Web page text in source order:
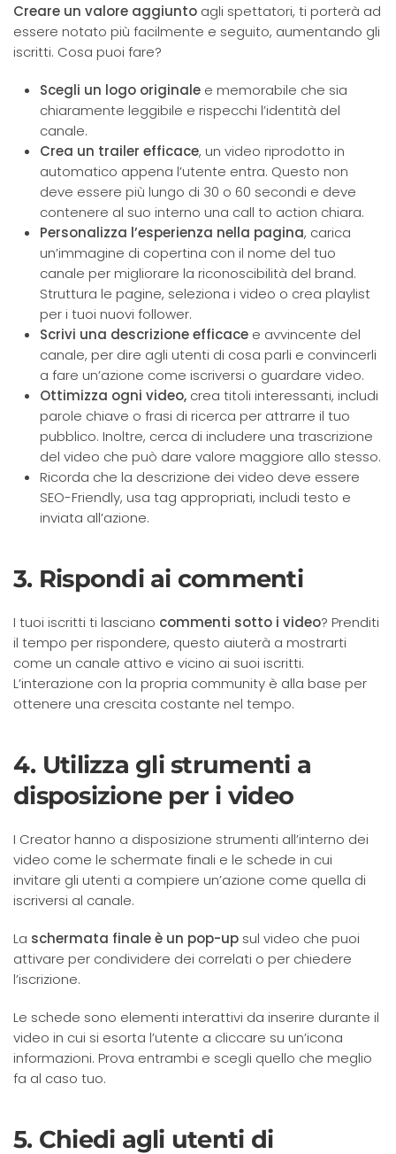
Creare un valore aggiunto agli spettatori, ti porterà ad
essere notato più facilmente e seguito, aumentando gli
iscritti. Cosa puoi fare?
Scegli un logo originale e memorabile che sia
chiaramente leggibile e rispecchi l’identità del
canale.
Crea un trailer efficace, un video riprodotto in
automatico appena l’utente entra. Questo non
deve essere più lungo di 30 o 60 secondi e deve
contenere al suo interno una call to action chiara.
Personalizza l’esperienza nella pagina, carica
un’immagine di copertina con il nome del tuo
canale per migliorare la riconoscibilità del brand.
Struttura le pagine, seleziona i video o crea playlist
per i tuoi nuovi follower.
Scrivi una descrizione efficace e avvincente del
canale, per dire agli utenti di cosa parli e convincerli
a fare un’azione come iscriversi o guardare video.
Ottimizza ogni video, crea titoli interessanti, includi
parole chiave o frasi di ricerca per attrarre il tuo
pubblico. Inoltre, cerca di includere una trascrizione
del video che può dare valore maggiore allo stesso.
Ricorda che la descrizione dei video deve essere
SEO-Friendly, usa tag appropriati, includi testo e
inviata all’azione.
3. Rispondi ai commenti
I tuoi iscritti ti lasciano commenti sotto i video? Prenditi
il tempo per rispondere, questo aiuterà a mostrarti
come un canale attivo e vicino ai suoi iscritti.
L’interazione con la propria community è alla base per
ottenere una crescita costante nel tempo.
4. Utilizza gli strumenti a
disposizione per i video
I Creator hanno a disposizione strumenti all’interno dei
video come le schermate finali e le schede in cui
invitare gli utenti a compiere un’azione come quella di
iscriversi al canale.
La schermata finale è un pop-up sul video che puoi
attivare per condividere dei correlati o per chiedere
l’iscrizione.
Le schede sono elementi interattivi da inserire durante il
video in cui si esorta l’utente a cliccare su un’icona
informazioni. Prova entrambi e scegli quello che meglio
fa al caso tuo.
5. Chiedi agli utenti di